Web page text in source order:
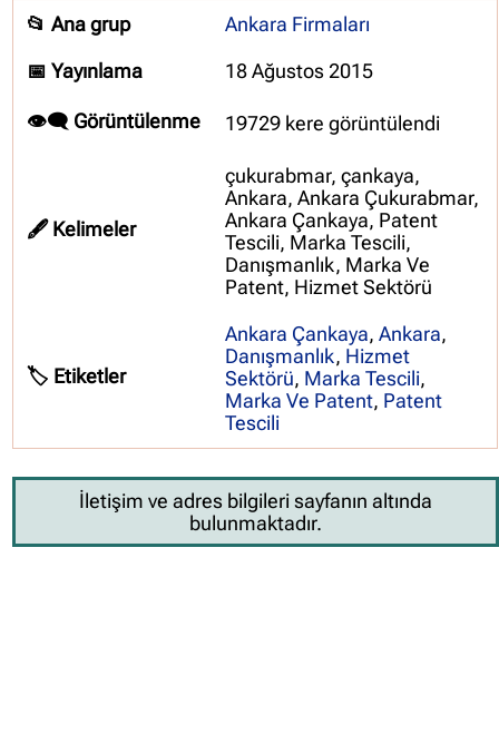
📂 Ana grup
Ankara Firmaları
📅 Yayınlama 18 Ağustos 2015
👁️‍🗨️ Görüntülenme 19729 kere görüntülendi
🖋️ Kelimeler
çukurabmar, çankaya,
Ankara, Ankara Çukurabmar,
Ankara Çankaya, Patent
Tescili, Marka Tescili,
Danışmanlık, Marka Ve
Patent, Hizmet Sektörü
🏷️ Etiketler
Ankara Çankaya,Ankara,
Danışmanlık, Hizmet
Sektörü, Marka Tescili,
Marka Ve Patent, Patent
Tescili
İletişim ve adres bilgileri sayfanın altında
bulunmaktadır.